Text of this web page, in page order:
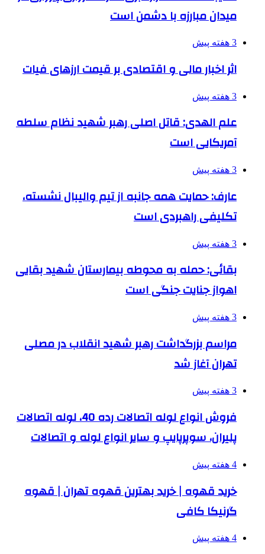
میدان مبارزه با دشمن است
3 هفته پیش
اثر اخبار مالی و اقتصادی بر قیمت ارزهای فیات
3 هفته پیش
علم الهدی: قاتل اصلی رهبر شهید نظام سلطه
آمریکایی است
3 هفته پیش
عارف: حمایت همه جانبه از تیم والیبال نشسته،
تکلیفی راهبردی است
3 هفته پیش
بقائی: حمله به محوطه بیمارستان شهید بقایی
اهواز جنایت جنگی است
3 هفته پیش
مراسم بزرگداشت رهبر شهید انقلاب در مصلی
تهران آغاز شد
3 هفته پیش
فروش انواع لوله اتصالات رده 40، لوله اتصالات
پلیران، سوپرپایپ و سایر انواع لوله و اتصالات
4 هفته پیش
خرید قهوه | خرید بهترین قهوه تهران | قهوه
گرنیکا کافی
4 هفته پیش